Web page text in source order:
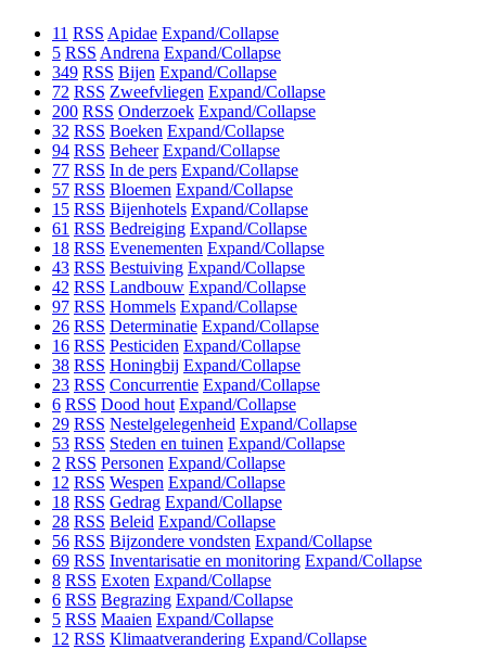
11 RSS Apidae Expand/Collapse
5 RSS Andrena Expand/Collapse
349 RSS Bijen Expand/Collapse
72 RSS Zweefvliegen Expand/Collapse
200 RSS Onderzoek Expand/Collapse
32 RSS Boeken Expand/Collapse
94 RSS Beheer Expand/Collapse
77 RSS In de pers Expand/Collapse
57 RSS Bloemen Expand/Collapse
15 RSS Bijenhotels Expand/Collapse
61 RSS Bedreiging Expand/Collapse
18 RSS Evenementen Expand/Collapse
43 RSS Bestuiving Expand/Collapse
42 RSS Landbouw Expand/Collapse
97 RSS Hommels Expand/Collapse
26 RSS Determinatie Expand/Collapse
16 RSS Pesticiden Expand/Collapse
38 RSS Honingbij Expand/Collapse
23 RSS Concurrentie Expand/Collapse
6 RSS Dood hout Expand/Collapse
29 RSS Nestelgelegenheid Expand/Collapse
53 RSS Steden en tuinen Expand/Collapse
2 RSS Personen Expand/Collapse
12 RSS Wespen Expand/Collapse
18 RSS Gedrag Expand/Collapse
28 RSS Beleid Expand/Collapse
56 RSS Bijzondere vondsten Expand/Collapse
69 RSS Inventarisatie en monitoring Expand/Collapse
8 RSS Exoten Expand/Collapse
6 RSS Begrazing Expand/Collapse
5 RSS Maaien Expand/Collapse
12 RSS Klimaatverandering Expand/Collapse